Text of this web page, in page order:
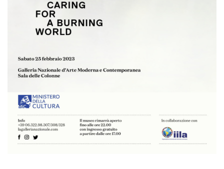
Fotos
Audios
BIBLIOTECA
Biblioteca
Publicaciones